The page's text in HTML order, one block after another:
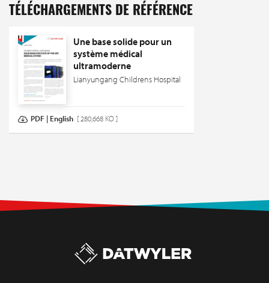
TÉLÉCHARGEMENTS DE RÉFÉRENCE
Une base solide pour un
système médical
ultramoderne
Lianyungang Childrens Hospital
PDF | English [ 280,668 KO ]